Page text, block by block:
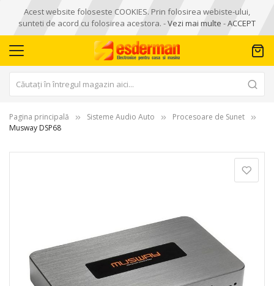
Acest website foloseste COOKIES. Prin folosirea webiste-ului,
sunteti de acord cu folosirea acestora. -Vezi mai multe -ACCEPT
Pagina principală Sisteme Audio Auto
Procesoare de Sunet
Musway DSP68